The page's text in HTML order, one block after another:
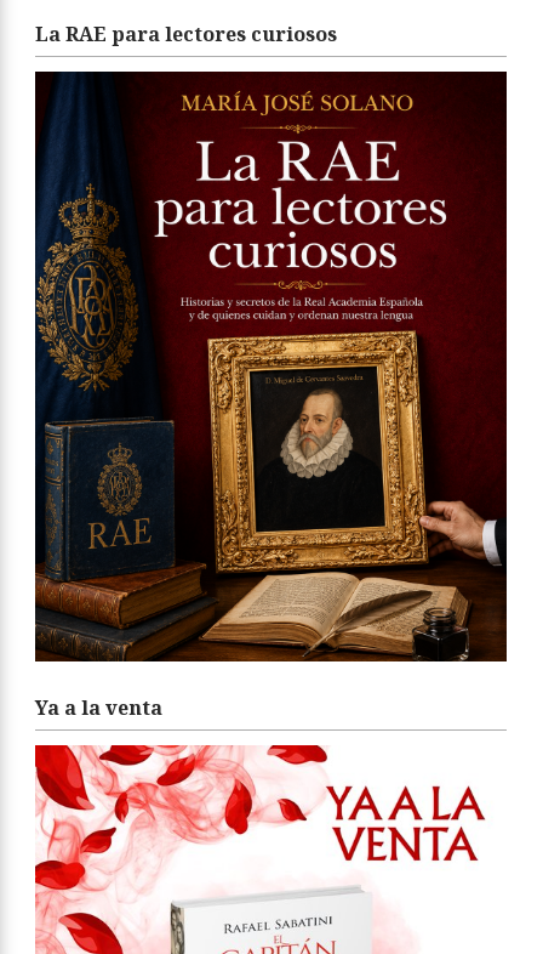
La RAE para lectores curiosos
Ya a la venta